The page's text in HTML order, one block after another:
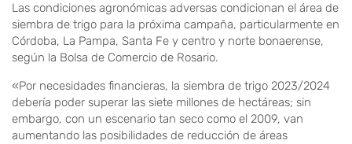
Las condiciones agronómicas adversas condicionan el área de
siembra de trigo para la próxima campaña, particularmente en
Córdoba, La Pampa, Santa Fe y centro y norte bonaerense,
según la Bolsa de Comercio de Rosario.
«Por necesidades financieras, la siembra de trigo 2023/2024
debería poder superar las siete millones de hectáreas; sin
embargo, con un escenario tan seco como el 2009, van
aumentando las posibilidades de reducción de áreas